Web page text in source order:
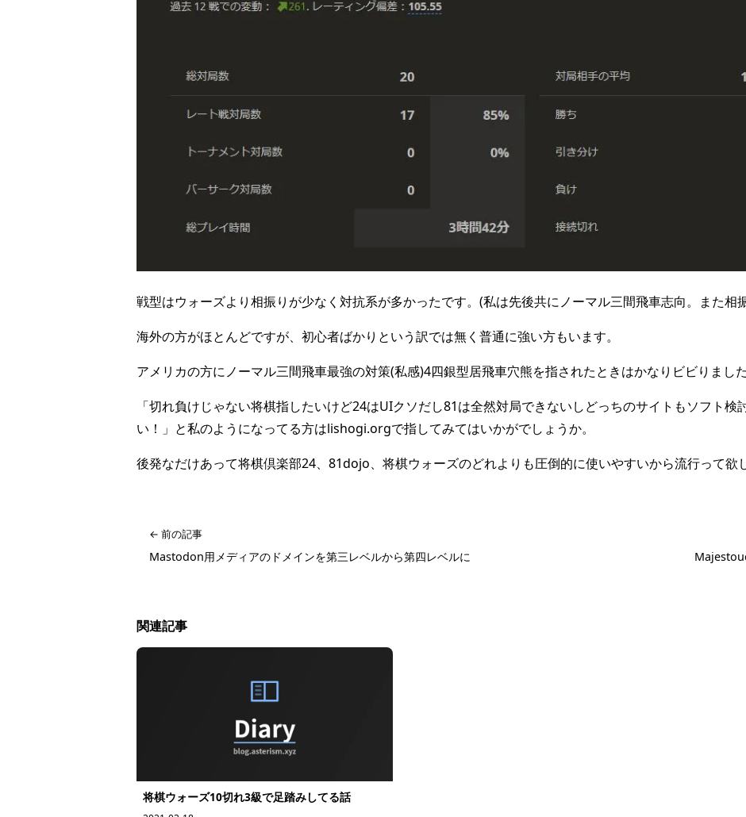
戦型はウォーズより相振りが少なく対抗系が多かったです。(私は先後共にノーマル三間飛車志向。また相
海外の方がほとんどですが、初心者ばかりという訳では無く普通に強い方もいます。
アメリカの方にノーマル三間飛車最強の対策(私感)4四銀型居飛車穴熊を指されたときはかなりビビりました
「切れ負けじゃない将棋指したいけど24はUIクソだし81は全然対局できないしどっちのサイトもソフト検
い！」と私のようになってる方はlishogi.orgで指してみてはいかがでしょうか。
後発なだけあって将棋倶楽部24、81dojo、将棋ウォーズのどれよりも圧倒的に使いやすいから流行って欲
← 前の記事
Mastodon用メディアのドメインを第三レベルから第四レベルに
関連記事
将棋ウォーズ10切れ3級で足踏みしてる話